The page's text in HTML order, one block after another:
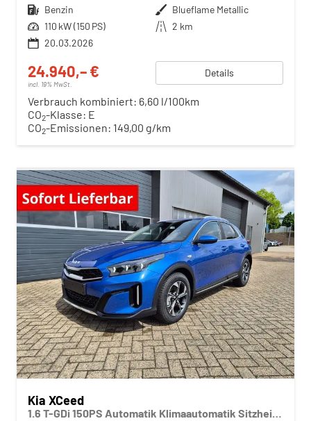
Kraftstoff Benzin Außenfarbe Blueflame Metallic
Leistung 110 kW (150 PS) Kilometerstand 2 km
20.03.2026
24.940,– €
incl. 19% MwSt.
Details
Verbrauch kombiniert: 6,60 l/100km
CO2-Klasse: E
CO2-Emissionen: 149,00 g/km
Kia XCeed
1.6 T-GDi 150PS Automatik Klimaautomatik Sitzheizung Lenkradheizung Navi PDC Rückf.Kamera abged.Scheiben Apple CarPlay Android Auto